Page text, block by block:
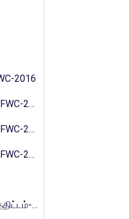
2016
2016
2016
2016
2016